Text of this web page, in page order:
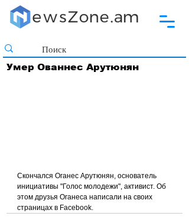
Умер Ованнес Арутюнян
Скончался Оганес Арутюнян, основатель
инициативы "Голос молодежи", активист. Об
этом друзья Оганеса написали на своих
страницах в Facebook.